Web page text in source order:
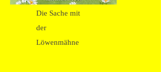
Die Sache mit
der
Löwenmähne